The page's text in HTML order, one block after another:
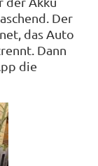
Der
das Auto
Dann
die